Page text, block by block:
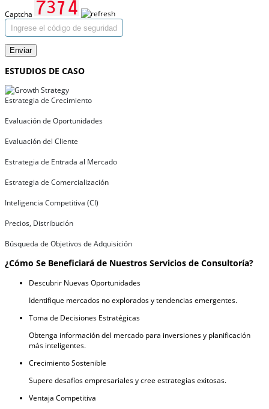
Captcha
Enviar
ESTUDIOS DE CASO
Estrategia de Crecimiento
Evaluación de Oportunidades
Evaluación del Cliente
Estrategia de Entrada al Mercado
Estrategia de Comercialización
Inteligencia Competitiva (CI)
Precios, Distribución
Búsqueda de Objetivos de Adquisición
¿Cómo Se Beneficiará de Nuestros Servicios de Consultoría?
Descubrir Nuevas Oportunidades
Identifique mercados no explorados y tendencias emergentes.
Toma de Decisiones Estratégicas
Obtenga información del mercado para inversiones y planificación
más inteligentes.
Crecimiento Sostenible
Supere desafíos empresariales y cree estrategias exitosas.
Ventaja Competitiva